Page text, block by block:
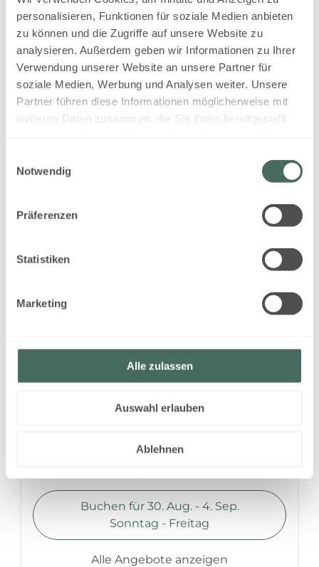
personalisieren, Funktionen für soziale Medien anbieten
zu können und die Zugriffe auf unsere Website zu
analysieren. Außerdem geben wir Informationen zu Ihrer
Verwendung unserer Website an unsere Partner für
soziale Medien, Werbung und Analysen weiter. Unsere
Partner führen diese Informationen möglicherweise mit
weiteren Daten zusammen, die Sie ihnen bereitgestellt
Notwendig
Präferenzen
Statistiken
Marketing
Alle zulassen
Auswahl erlauben
Ablehnen
Aussicht auf eine Berglandschaft
Balkon/Terrasse
Dusche
Lodge für maximal 2 Personen, keine
Überbelegung möglich:
Lodge ohne Privat-Sauna
Wohnraum mit gemütlicher Sitzecke und
Dusche und WC getrennt
Nichtraucher Lodges.
Dieses Zimmer ist für Ihre 7 Nächte
Lodge Alpine Comfort 2 Pers.
Verfügbar vom 30. Aug. - 4. Sep.
Nicht rückerstattbare Rate
5 Nächte
Buchen für 30. Aug. - 4. Sep.
Sonntag - Freitag
Alle Angebote anzeigen